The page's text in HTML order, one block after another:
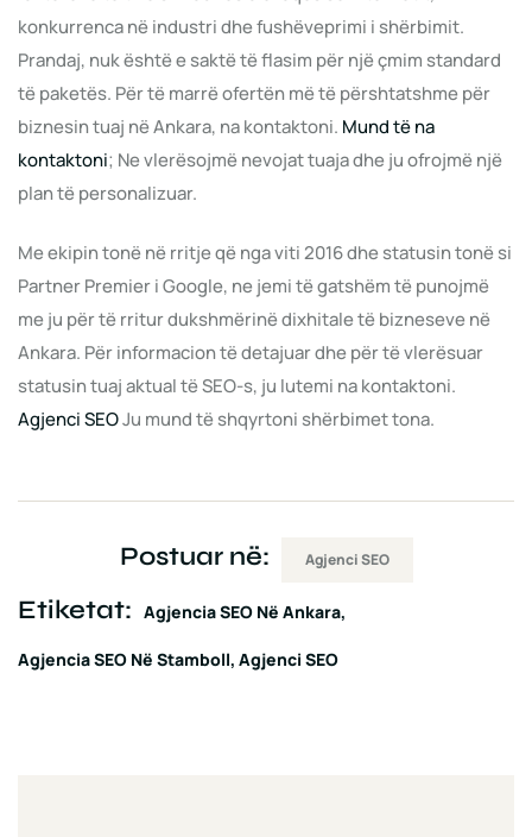
konkurrenca në industri dhe fushëveprimi i shërbimit.
Prandaj, nuk është e saktë të flasim për një çmim standard
të paketës. Për të marrë ofertën më të përshtatshme për
biznesin tuaj në Ankara, na kontaktoni. Mund të na
kontaktoni; Ne vlerësojmë nevojat tuaja dhe ju ofrojmë një
plan të personalizuar.
Me ekipin tonë në rritje që nga viti 2016 dhe statusin tonë si
Partner Premier i Google, ne jemi të gatshëm të punojmë
me ju për të rritur dukshmërinë dixhitale të bizneseve në
Ankara. Për informacion të detajuar dhe për të vlerësuar
statusin tuaj aktual të SEO-s, ju lutemi na kontaktoni.
Agjenci SEOJu mund të shqyrtoni shërbimet tona.
Postuar në: Agjenci SEO
Etiketat: Agjencia SEO Në Ankara
Agjencia SEO Në Stamboll Agjenci SEO